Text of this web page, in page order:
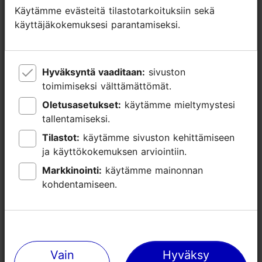
Käytämme evästeitä tilastotarkoituksiin sekä
käyttäjäkokemuksesi parantamiseksi.
Hyväksyntä vaaditaan:
toimimiseksi välttämättömät.
Oletusasetukset:
tallentamiseksi.
Tilastot:
ja käyttökokemuksen arviointiin.
Markkinointi:
kohdentamiseen.
Vain
Hyväksy
Käytämme evästeitä tilastotarkoituksiin sekä
käyttäjäkokemuksesi parantamiseksi.
Hyväksyntä vaaditaan:
toimimiseksi välttämättömät.
Oletusasetukset:
tallentamiseksi.
Tilastot:
ja käyttökokemuksen arviointiin.
Markkinointi:
kohdentamiseen.
Vain
Hyväksy